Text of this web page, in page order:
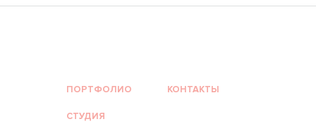
ПОРТФОЛИО
СТУДИЯ
КОНТАКТЫ